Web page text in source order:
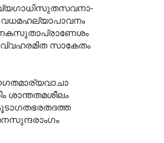
സാകേതം
ശാന്തതമശീലം